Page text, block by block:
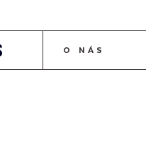
O NÁS